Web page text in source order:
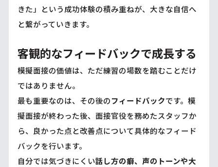
きた」という成功体験の積み重ねが、大きな自信へ
と繋がっていきます。
客観的なフィードバックで成長する
模擬面接の価値は、ただ練習の場数を踏むことだけ
ではありません。
最も重要なのは、その後のフィードバックです。模
擬面接が終わった後、面接官役を務めたスタッフか
ら、良かった点と改善点について具体的なフィード
バックを行います。
自分では気づきにくい話し方の癖、声のトーンや大